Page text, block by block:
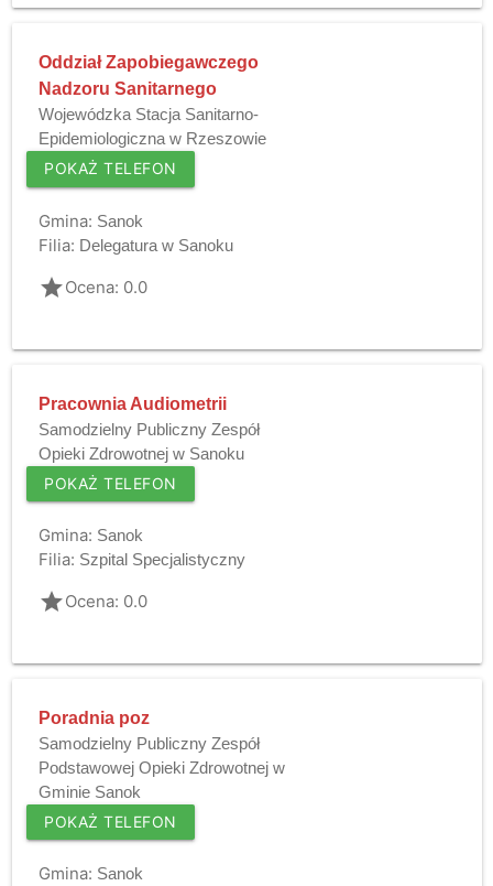
Oddział Zapobiegawczego
Nadzoru Sanitarnego
Wojewódzka Stacja Sanitarno-
Epidemiologiczna w Rzeszowie
POKAŻ TELEFON
Gmina: Sanok
Filia: Delegatura w Sanoku
gradeOcena: 0.0
Pracownia Audiometrii
Samodzielny Publiczny Zespół
Opieki Zdrowotnej w Sanoku
POKAŻ TELEFON
Gmina: Sanok
Filia: Szpital Specjalistyczny
gradeOcena: 0.0
Poradnia poz
Samodzielny Publiczny Zespół
Podstawowej Opieki Zdrowotnej w
Gminie Sanok
POKAŻ TELEFON
Gmina: Sanok